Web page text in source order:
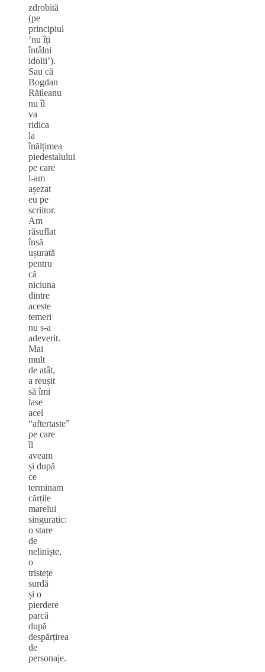
zdrobită
(pe
principiul
‘nu îți
întâlni
idolii’).
Sau că
Bogdan
Răileanu
nu îl
va
ridica
la
înălțimea
piedestalului
pe care
l-am
așezat
eu pe
scriitor.
Am
răsuflat
însă
ușurată
pentru
că
niciuna
dintre
aceste
temeri
nu s-a
adeverit.
Mai
mult
de atât,
a reușit
să îmi
lase
acel
“aftertaste”
pe care
îl
aveam
și după
ce
terminam
cărțile
marelui
singuratic:
o stare
de
neliniște,
o
tristețe
surdă
și o
pierdere
parcă
după
despărțirea
de
personaje.